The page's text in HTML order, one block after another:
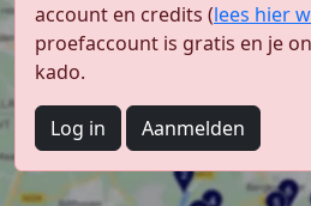
account en credits (lees hier
proefaccount is gratis en je
kado.
Log in Aanmelden